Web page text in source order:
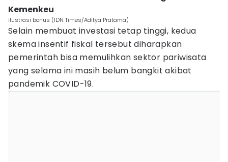
Kemenkeu
ilustrasi bonus (IDN Times/Aditya Pratama)
Selain membuat investasi tetap tinggi, kedua
skema insentif fiskal tersebut diharapkan
pemerintah bisa memulihkan sektor pariwisata
yang selama ini masih belum bangkit akibat
pandemik COVID-19.